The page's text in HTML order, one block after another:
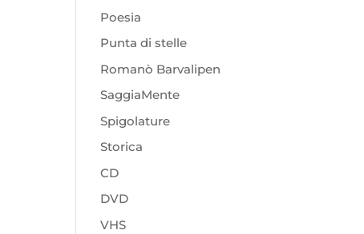
Poesia
Punta di stelle
Romanò Barvalipen
SaggiaMente
Spigolature
Storica
CD
DVD
VHS